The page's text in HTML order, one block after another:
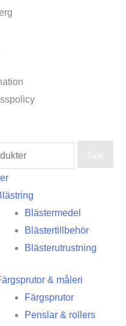
Sök
Blästermedel
Blästertillbehör
Blästerutrustning
& måleri
Färgsprutor
Penslar & rollers